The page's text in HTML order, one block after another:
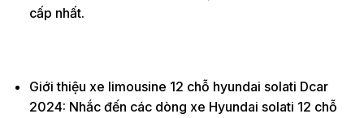
cấp nhất.
Giới thiệu xe limousine 12 chỗ hyundai solati Dcar
2024: Nhắc đến các dòng xe Hyundai solati 12 chỗ